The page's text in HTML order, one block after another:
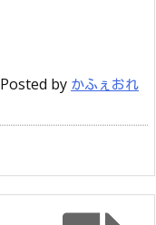
Posted by かふぇおれ